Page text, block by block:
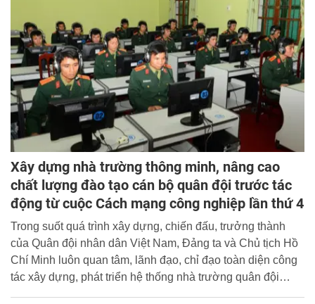
vấn đề cần được chú trọng đẩy mạnh.
Xây dựng nhà trường thông minh, nâng cao
chất lượng đào tạo cán bộ quân đội trước tác
động từ cuộc Cách mạng công nghiệp lần thứ 4
Trong suốt quá trình xây dựng, chiến đấu, trưởng thành
của Quân đội nhân dân Việt Nam, Đảng ta và Chủ tịch Hồ
Chí Minh luôn quan tâm, lãnh đạo, chỉ đạo toàn diện công
tác xây dựng, phát triển hệ thống nhà trường quân đội